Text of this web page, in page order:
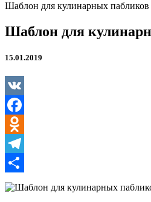
Шаблон для кулинарных пабликов
Шаблон для
15.01.2019
VK
Facebook
Odnoklassniki
Telegram
Отправить